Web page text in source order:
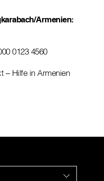
Armenien:
0123 4560
– Hilfe in Armenien